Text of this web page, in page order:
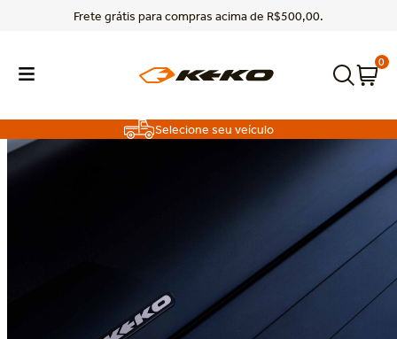
Entregamos para todo o Brasil.
0
Selecione seu veículo